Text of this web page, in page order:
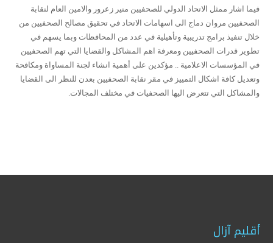
فيما اشار ممثل الاتحاد الدولي للصحفيين منير زعرور والامين العام لنقابة
الصحفيين مروان دماج الى اسهامات الاتحاد في تحقيق مصالح الصحفيين من
خلال تنفيذ برامج تدريبية وتأهيلية في عدد من المحافظات وبما يسهم في
تطوير قدرات الصحفيين ومعرفة اهم المشاكل والقضايا التي تهم الصحفيين
في المؤسسات الاعلامية .. مؤكدين على أهمية انشاء لجنة المساواة ومكافحة
وتعديل كافة اشكال التمييز في مقر نقابة الصحفيين بعدن للنظر الى القضايا
والمشاكل التي تتعرض اليها الصحفيات في مختلف المجالات.
أقليم آزال